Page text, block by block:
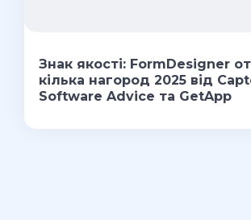
Знак якості: FormDesigner
кілька нагород 2025 від
Software Advice та GetApp